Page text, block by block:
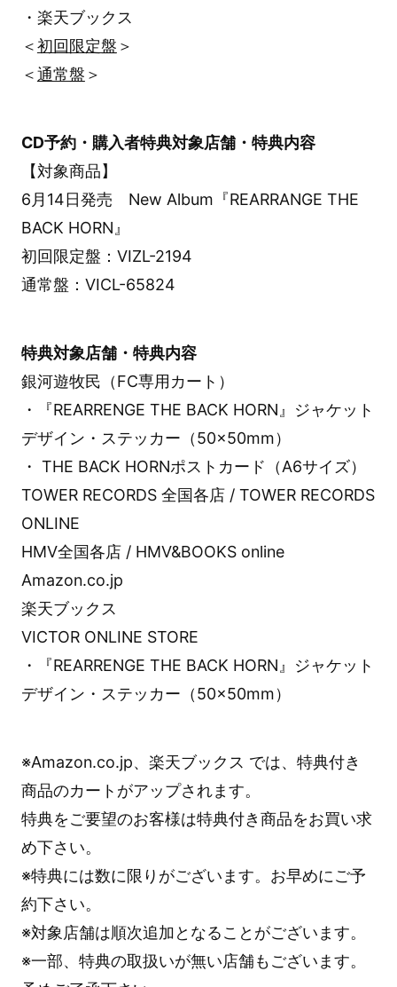
・楽天ブックス
＜初回限定盤 ＞
＜通常盤 ＞
CD予約・購入者特典対象店舗・特典内容
【対象商品】
6月14日発売 New Album『REARRANGE THE
BACK HORN』
初回限定盤：VIZL-2194
通常盤：VICL-65824
特典対象店舗・特典内容
銀河遊牧民（FC専用カート）
・『REARRENGE THE BACK HORN』ジャケット
デザイン・ステッカー（50×50mm）
・ THE BACK HORNポストカード（A6サイズ）
TOWER RECORDS 全国各店 / TOWER RECORDS
ONLINE
HMV全国各店 / HMV&BOOKS online
Amazon.co.jp
楽天ブックス
VICTOR ONLINE STORE
・『REARRENGE THE BACK HORN』ジャケット
デザイン・ステッカー（50×50mm）
※Amazon.co.jp、楽天ブックス では、特典付き
商品のカートがアップされます。
特典をご要望のお客様は特典付き商品をお買い求
め下さい。
※特典には数に限りがございます。お早めにご予
約下さい。
※対象店舗は順次追加となることがございます。
※一部、特典の取扱いが無い店舗もございます。